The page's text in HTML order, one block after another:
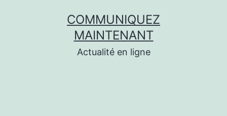
COMMUNIQUEZ
MAINTENANT
Actualité en ligne